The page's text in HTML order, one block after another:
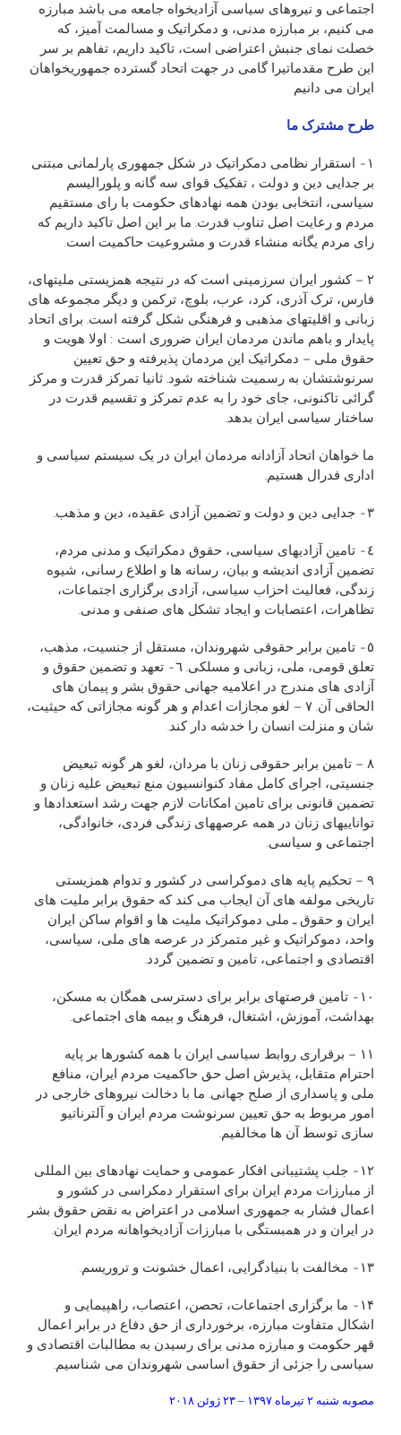
اجتماعی و نيروهای سياسی آزاديخواه جامعه می باشد مبارزه
می کنيم، بر مبارزه مدنی، و دمکراتيک و مسالمت آميز، که
خصلت نمای جنبش اعتراضی است، تاکيد داريم، تفاهم بر سر
اين طرح مقدماتیرا گامی در جهت اتحاد گسترده جمهوريخواهان
ايران می دانيم
طرح مشترک ما
١- استقرار نظامی دمکراتيک در شکل جمهوری پارلمانی مبتنی
بر جدايی دين و دولت ، تفکيک قوای سه گانه و پلوراليسم
سياسی، انتخابی بودن همه نهادهای حکومت با رای مستقيم
مردم و رعايت اصل تناوب قدرت. ما بر اين اصل تاکيد داريم که
رای مردم يگانه منشاء قدرت و مشروعيت حاکميت است.
٢ – کشور ايران سرزمينی است که در نتيجه همزيستی مليتهای،
فارس، ترک آذری، کرد، عرب، بلوچ، ترکمن و ديگر مجموعه های
زبانی و اقليتهای مذهبی و فرهنگی شکل گرفته است. برای اتحاد
پايدار و باهم ماندن مردمان ايران ضروری است : اولا هويت و
حقوق ملی – دمکراتيک اين مردمان پذيرفته و حق تعيين
سرنوشتشان به رسميت شناخته شود. ثانيا تمرکز قدرت و مرکز
گرائی تاکنونی، جای خود را به عدم تمرکز و تقسيم قدرت در
ساختار سياسی ايران بدهد.
ما خواهان اتحاد آزادانه مردمان ايران در يک سيستم سياسی و
اداری فدرال هستيم.
٣- جدايی دين و دولت و تضمين آزادی عقيده، دين و مذهب.
٤- تامين آزادیهای سياسی، حقوق دمکراتيک و مدنی مردم،
تضمين آزادی انديشه و بيان، رسانه ها و اطلاع رسانی، شيوه
زندگی، فعاليت احزاب سياسی، آزادی برگزاری اجتماعات،
تظاهرات، اعتصابات و ايجاد تشکل های صنفی و مدنی.
٥- تامين برابر حقوقی شهروندان، مستقل از جنسيت، مذهب،
تعلق قومی، ملی، زبانی و مسلکی. ٦- تعهد و تضمين حقوق و
آزادی های مندرج در اعلاميه جهانی حقوق بشر و پيمان های
الحاقی آن. ٧ – لغو مجازات اعدام و هر گونه مجازاتی که حيثيت،
شان و منزلت انسان را خدشه دار کند.
٨ – تامين برابر حقوقی زنان با مردان، لغو هر گونه تبعيض
جنسيتی، اجرای کامل مفاد کنوانسيون منع تبعيض عليه زنان و
تضمين قانونی برای تامين امکانات لازم جهت رشد استعدادها و
توانايیهای زنان در همه عرصههای زندگی فردی، خانوادگی،
اجتماعی و سياسی.
٩ – تحکيم پايه های دموکراسی در کشور و تدوام همزيستی
تاريخی مولفه های آن ايجاب می کند که حقوق برابر مليت های
ايران و حقوق ـ ملی دموکراتيک مليت ها و اقوام ساکن ايران
واحد، دموکراتيک و غير متمرکز در عرصه های ملی، سياسی،
اقتصادی و اجتماعی، تامين و تضمين گردد.
١٠- تامين فرصتهای برابر برای دسترسی همگان به مسکن،
بهداشت، آموزش، اشتغال، فرهنگ و بيمه های اجتماعی.
١١ – برقراری روابط سياسی ايران با همه کشورها بر پايه
احترام متقابل، پذيرش اصل حق حاکميت مردم ايران، منافع
ملی و پاسداری از صلح جهانی. ما با دخالت نيروهای خارجی در
امور مربوط به حق تعيين سرنوشت مردم ايران و آلترناتيو
سازی توسط آن ها مخالفيم.
١٢- جلب پشتيبانی افکار عمومی و حمايت نهادهای بين المللی
از مبارزات مردم ايران برای استقرار دمکراسی در کشور و
اعمال فشار به جمهوری اسلامی در اعتراض به نقض حقوق بشر
در ايران و در همبستگی با مبارزات آزاديخواهانه مردم ايران.
١٣- مخالفت با بنيادگرايی، اعمال خشونت و تروريسم.
١۴- ما برگزاری اجتماعات، تحصن، اعتصاب، راهپيمايی و
اشکال متفاوت مبارزه، برخورداری از حق دفاع در برابر اعمال
قهر حکومت و مبارزه مدنی برای رسيدن به مطالبات اقتصادی و
سياسی را جزئی از حقوق اساسی شهروندان می شناسيم.
مصوبه شنبه ٢ تيرماه ١٣٩٧ – ٢٣ ژوئن ٢٠١٨